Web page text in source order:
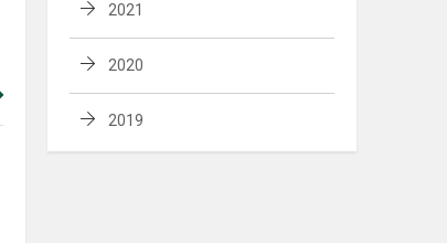
2021
2020
2019